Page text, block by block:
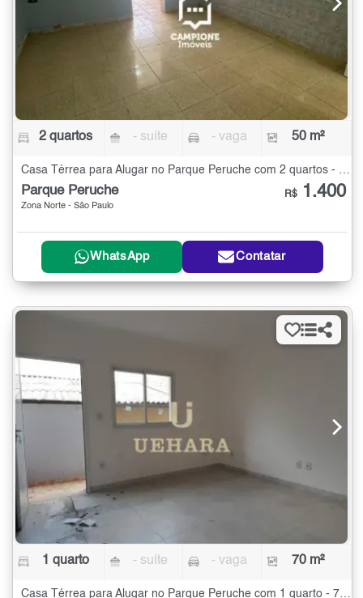
2 quartos - suíte - vaga 50 m²
Casa Térrea para Alugar no Parque Peruche com 2 quartos - 50 m²
Parque Peruche
Zona Norte - São Paulo
R$ 1.400
WhatsApp Contatar
1 quarto - suíte - vaga 70 m²